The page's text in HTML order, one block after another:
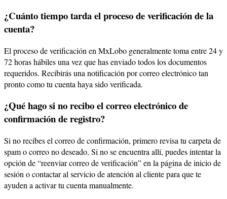
¿Cuánto tiempo tarda el proceso de verificación de la
cuenta?
El proceso de verificación en MxLobo generalmente toma entre 24 y
72 horas hábiles una vez que has enviado todos los documentos
requeridos. Recibirás una notificación por correo electrónico tan
pronto como tu cuenta haya sido verificada.
¿Qué hago si no recibo el correo electrónico de
confirmación de registro?
Si no recibes el correo de confirmación, primero revisa tu carpeta de
spam o correo no deseado. Si no se encuentra allí, puedes intentar la
opción de “reenviar correo de verificación” en la página de inicio de
sesión o contactar al servicio de atención al cliente para que te
ayuden a activar tu cuenta manualmente.